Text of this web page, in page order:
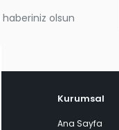
olsun
Kurumsal
Ana Sayfa